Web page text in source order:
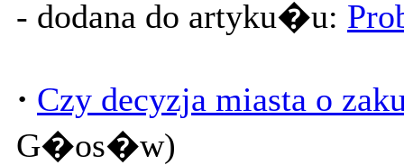
- dodana do artyku�u:
· Czy decyzja miasta o
G�os�w)